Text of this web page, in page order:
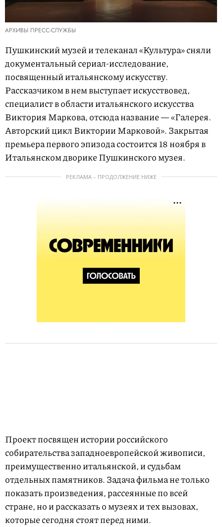
АРХИВЫ ПРЕСС-СЛУЖБЫ
Пушкинский музей и телеканал «Культура» сняли
документальный сериал-исследование,
посвященный итальянскому искусству.
Рассказчиком в нем выступает искусствовед,
специалист в области итальянского искусства
Виктория Маркова, отсюда название — «Галерея.
Авторский цикл Виктории Марковой». Закрытая
премьера первого эпизода состоится 18 ноября в
Итальянском дворике Пушкинского музея.
РЕКЛАМА – ПРОДОЛЖЕНИЕ НИЖЕ
Проект посвящен истории российского
собирательства западноевропейской живописи,
преимущественно итальянской, и судьбам
отдельных памятников. Задача фильма не только
показать произведения, рассеянные по всей
стране, но и рассказать о музеях и тех вызовах,
которые сегодня стоят перед ними.